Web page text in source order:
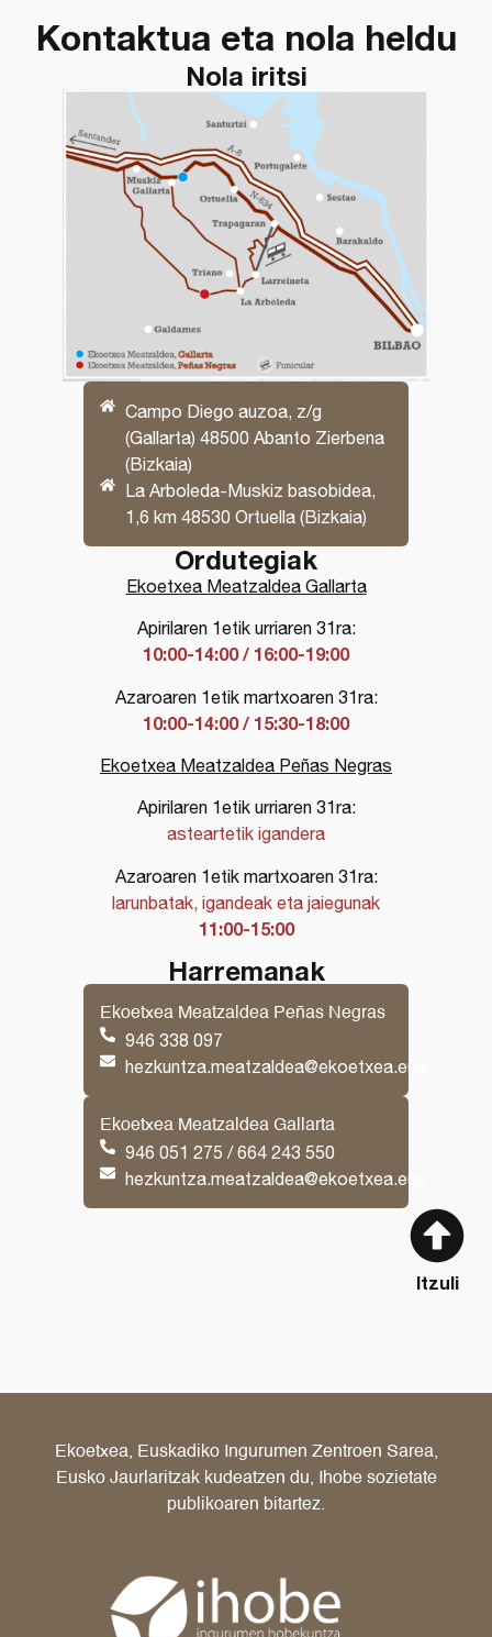
Kontaktua eta nola heldu
Nola iritsi
Campo Diego auzoa, z/g
(Gallarta) 48500 Abanto Zierbena
(Bizkaia)
La Arboleda-Muskiz basobidea,
1,6 km 48530 Ortuella (Bizkaia)
Ordutegiak
Ekoetxea Meatzaldea Gallarta
Apirilaren 1etik urriaren 31ra:
10:00-14:00 / 16:00-19:00
Azaroaren 1etik martxoaren 31ra:
10:00-14:00 / 15:30-18:00
Ekoetxea Meatzaldea Peñas Negras
Apirilaren 1etik urriaren 31ra:
asteartetik igandera
Azaroaren 1etik martxoaren 31ra:
larunbatak, igandeak eta jaiegunak
11:00-15:00
Harremanak
Ekoetxea Meatzaldea Peñas Negras
946 338 097
hezkuntza.meatzaldea@ekoetxea.eus
Ekoetxea Meatzaldea Gallarta
946 051 275 / 664 243 550
hezkuntza.meatzaldea@ekoetxea.eus
Itzuli
Ekoetxea, Euskadiko Ingurumen Zentroen Sarea,
Eusko Jaurlaritzak kudeatzen du, Ihobe sozietate
publikoaren bitartez.